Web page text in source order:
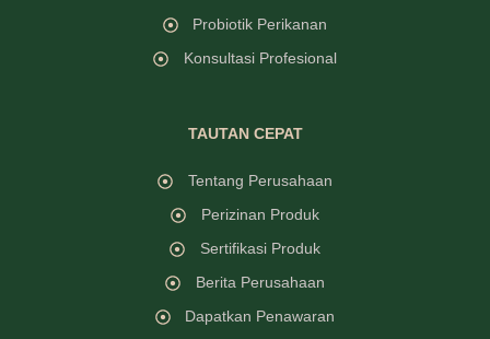
Probiotik Perikanan
Konsultasi Profesional
TAUTAN CEPAT
Tentang Perusahaan
Perizinan Produk
Sertifikasi Produk
Berita Perusahaan
Dapatkan Penawaran